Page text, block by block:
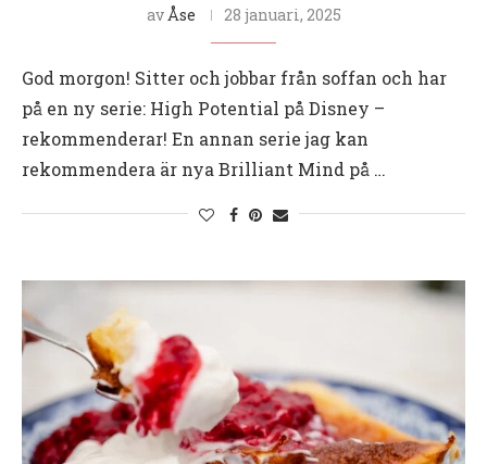
av Åse 28 januari, 2025
God morgon! Sitter och jobbar från soffan och har
på en ny serie: High Potential på Disney –
rekommenderar! En annan serie jag kan
rekommendera är nya Brilliant Mind på …